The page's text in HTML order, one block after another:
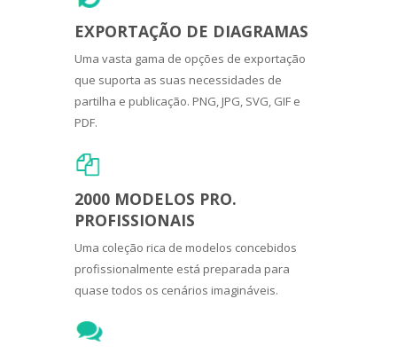
EXPORTAÇÃO DE DIAGRAMAS
Uma vasta gama de opções de exportação
que suporta as suas necessidades de
partilha e publicação. PNG, JPG, SVG, GIF e
PDF.
2000 MODELOS PRO.
PROFISSIONAIS
Uma coleção rica de modelos concebidos
profissionalmente está preparada para
quase todos os cenários imagináveis.